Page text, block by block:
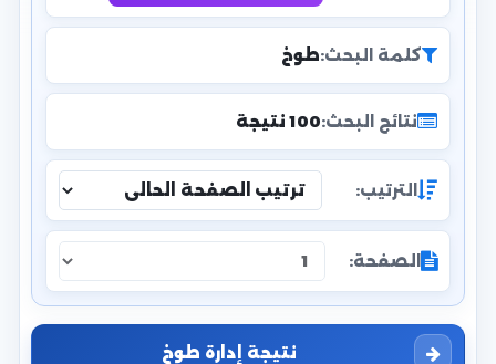
كلمة البحث:طوخ
نتائج البحث:100 نتيجة
الترتيب:
الصفحة:
نتيجة إدارة طوخ